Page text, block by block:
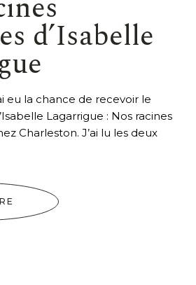
d’Isabelle
eu la chance de recevoir le
Lagarrigue : Nos racines
Charleston. J’ai lu les deux